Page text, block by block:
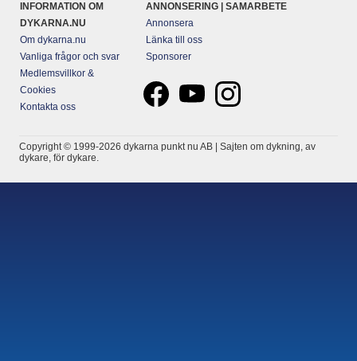
INFORMATION OM
DYKARNA.NU
Om dykarna.nu
Vanliga frågor och svar
Medlemsvillkor &
Cookies
Kontakta oss
ANNONSERING | SAMARBETE
Annonsera
Länka till oss
Sponsorer
Copyright © 1999-2026 dykarna punkt nu AB | Sajten om dykning, av
dykare, för dykare.